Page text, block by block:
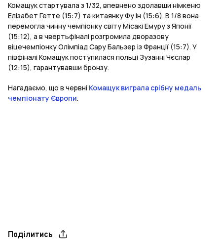
Комащук стартувала з 1/32, впевнено здолавши німкеню
Елізабет Гетте (15:7) та китаянку Фу Ін (15:6). В 1/8 вона
перемогла чинну чемпіонку світу Місакі Емуру з Японії
(15:12), а в чвертьфіналі розгромила дворазову
віцечемпіонку Олімпіад Сару Бальзер із Франції (15:7). У
півфіналі Комащук поступилася польці Зузанні Чєслар
(12:15), гарантувавши бронзу.
Нагадаємо, що в червні Комащук виграла срібну медаль
чемпіонату Європи.
Поділитись